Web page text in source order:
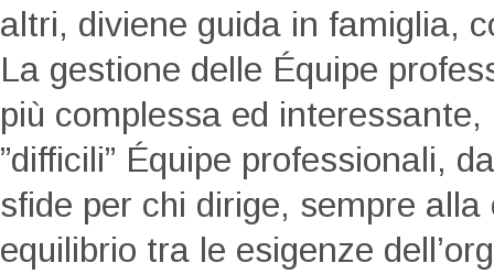
altri, diviene guida in famiglia,
La gestione delle Équipe
più complessa ed
”difficili” Équipe professionali,
sfide per chi dirige, sempre
equilibrio tra le esigenze